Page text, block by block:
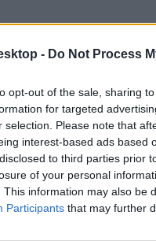
- Do Not Process
opt-out of the sale, sharing
for targeted
selection. Please note that
interest-based ads based
to third parties prior
of your personal
This information may also be
Participants that may further
a buszvezetői
engedéllyel